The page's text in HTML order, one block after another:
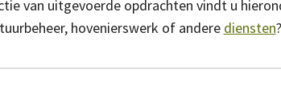
van uitgevoerde opdrachten vindt u
hovenierswerk of andere diensten?